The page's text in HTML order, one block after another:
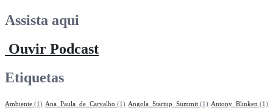
Assista aqui
Ouvir Podcast
Etiquetas
Ambiente (1) Ana_Paula_de_Carvalho (1) Angola_Startup_Summit (1) Antony_Blinken (1)